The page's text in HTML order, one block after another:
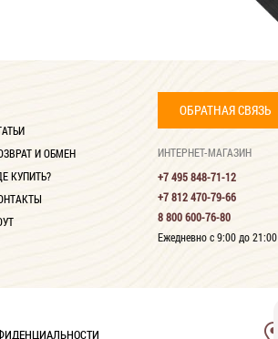
И ОБМЕН
КУПИТЬ?
ОБРАТНАЯ СВЯЗЬ
ИНТЕРНЕТ-МАГАЗИН
+7 495 848-71-12
+7 812 470-79-66
8 800 600-76-80
Ежедневно с 9:00 до 21:00